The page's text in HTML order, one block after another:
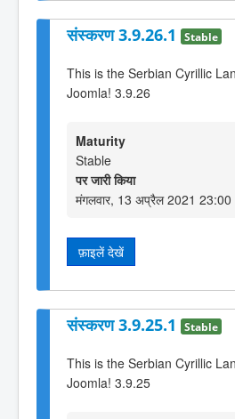
संस्करण 3.9.26.1 Stable
This is the Serbian Cyrillic
Joomla! 3.9.26
Maturity
Stable
पर जारी किया
मंगलवार, 13 अप्रैल 2021 23:00
फ़ाइलें देखें
संस्करण 3.9.25.1 Stable
This is the Serbian Cyrillic
Joomla! 3.9.25